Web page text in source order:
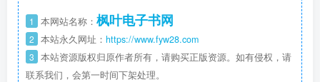
1 本网站名称： 枫叶电子书网
2 本站永久网址： https://www.fyw28.com
3 本站资源版权归原作者所有，请购买正版资源。如有侵权，请
联系我们，会第一时间下架处理。